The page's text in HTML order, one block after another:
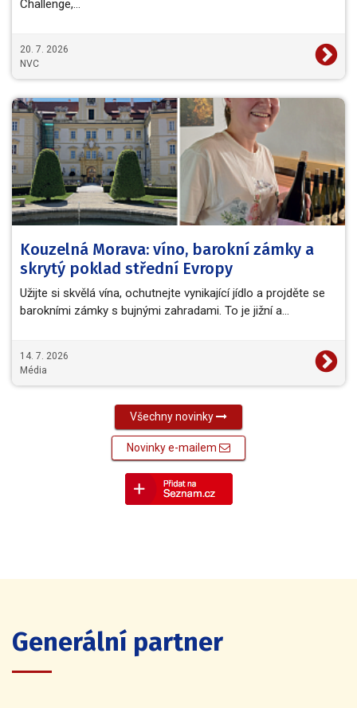
Challenge,…
20. 7. 2026
NVC
Kouzelná Morava: víno, barokní zámky a
skrytý poklad střední Evropy
Užijte si skvělá vína, ochutnejte vynikající jídlo a projděte se
barokními zámky s bujnými zahradami. To je jižní a…
14. 7. 2026
Média
Všechny novinky
Novinky e-mailem
Generální partner